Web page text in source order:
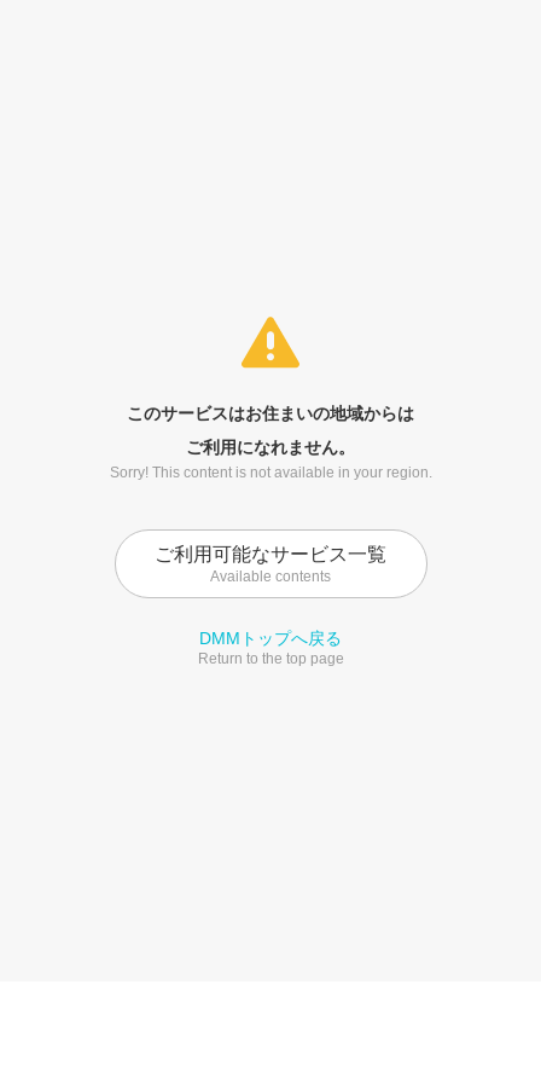
このサービスはお住まいの地域からは
ご利用になれません。
Sorry! This content is not available in your region.
ご利用可能なサービス一覧
Available contents
DMMトップへ戻る
Return to the top page